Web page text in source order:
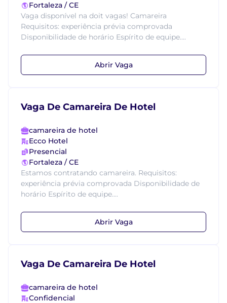
Fortaleza / CE
Vaga disponível na doit vagas! Camareira
Requisitos: experiência prévia comprovada
Disponibilidade de horário Espírito de equipe....
Abrir Vaga
Vaga De Camareira De Hotel
camareira de hotel
Ecco Hotel
Presencial
Fortaleza / CE
Estamos contratando camareira. Requisitos:
experiência prévia comprovada Disponibilidade de
horário Espírito de equipe....
Abrir Vaga
Vaga De Camareira De Hotel
camareira de hotel
Confidencial